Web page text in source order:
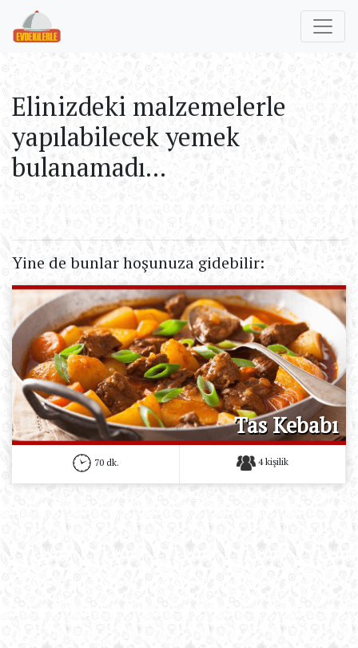
Elinizdeki malzemelerle
yapılabilecek yemek
bulanamadı...
Yine de bunlar hoşunuza gidebilir:
Tas Kebabı
70 dk. 4 kişilik